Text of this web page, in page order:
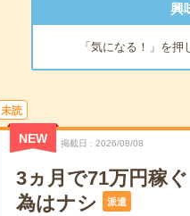
興
「気になる！」を
未読
NEW 掲載日 2026/08/08
3ヵ月で71万円稼
為はナシ
派遣